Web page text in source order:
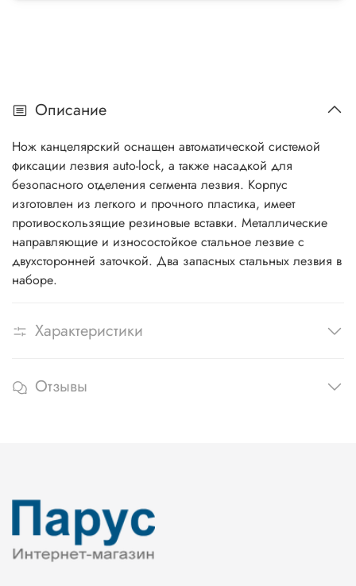
Описание
Нож канцелярский оснащен автоматической системой
фиксации лезвия auto-lock, а также насадкой для
безопасного отделения сегмента лезвия. Корпус
изготовлен из легкого и прочного пластика, имеет
противоскользящие резиновые вставки. Металлические
направляющие и износостойкое стальное лезвие с
двухсторонней заточкой. Два запасных стальных лезвия в
наборе.
Характеристики
Отзывы